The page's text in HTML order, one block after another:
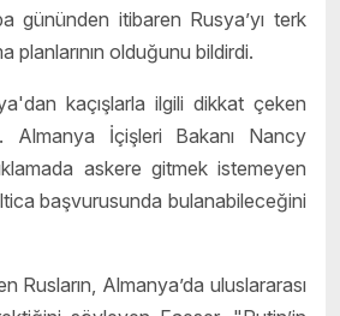
gününden itibaren Rusya’yı terk
planlarının olduğunu bildirdi.
kaçışlarla ilgili dikkat çeken
Almanya İçişleri Bakanı Nancy
askere gitmek istemeyen
başvurusunda bulanabileceğini
Rusların, Almanya’da uluslararası